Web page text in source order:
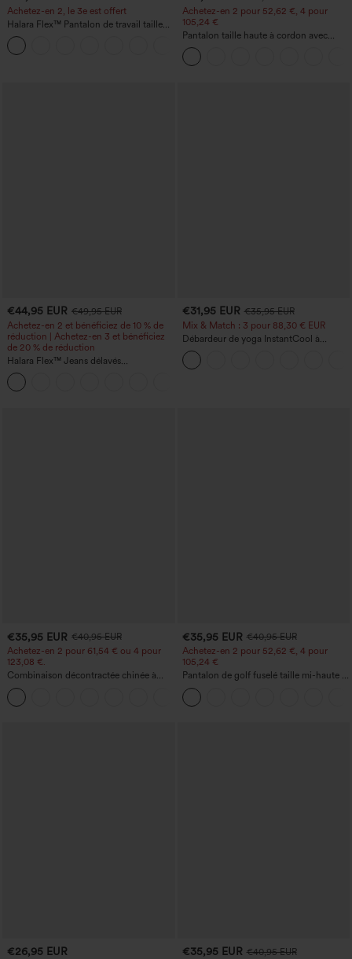
Achetez-en 2, le 3e est offert
Halara Flex™ Pantalon de travail taille
haute avec poche latérale arrière et
légère coupe évasée
Achetez-en 2 pour 52,62 €, 4 pour
105,24 €
Pantalon taille haute à cordon avec
poches, jambe large et coupe ample,
style décontracté, effet lin
€44,95 EUR €49,95 EUR
Achetez-en 2 et bénéficiez de 10 % de
réduction | Achetez-en 3 et bénéficiez
de 20 % de réduction
Halara Flex™ Jeans délavés
décontractés, coupe baggy à jambe
large, taille basse asymétrique, poches
zippées
€31,95 EUR €35,95 EUR
Mix & Match : 3 pour 88,30 € EUR
Débardeur de yoga InstantCool à
encolure en U et ourlet arrondi –
UPF50+
€35,95 EUR €40,95 EUR
Achetez-en 2 pour 61,54 € ou 4 pour
123,08 €.
Combinaison décontractée chinée à
bretelles réglables, fronces et jambes
larges, avec poches — facile comme
tout
€35,95 EUR €40,95 EUR
Achetez-en 2 pour 52,62 €, 4 pour
105,24 €
Pantalon de golf fuselé taille mi-haute à
cordon, ourlet incurvé, séchage rapide,
avec poches — UPF40+
€26,95 EUR €35,95 EUR €40,95 EUR